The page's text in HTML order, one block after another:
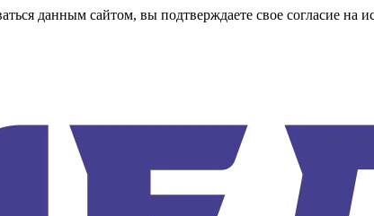
данным сайтом, вы подтверждаете свое согласие на